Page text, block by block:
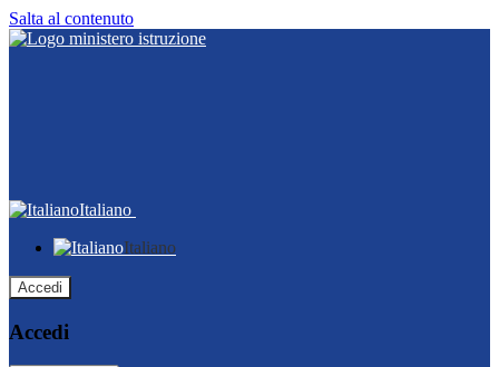
Salta al contenuto
Italiano
Italiano
Accedi
Accedi